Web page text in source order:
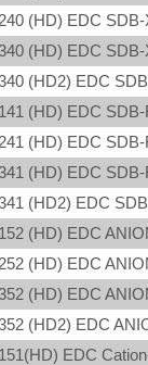
(HD) EDC
(HD) EDC
(HD2) EDC
(HD) EDC
(HD) EDC
(HD) EDC
(HD2) EDC
(HD) EDC
(HD) EDC
(HD) EDC
(HD2) EDC
EDC